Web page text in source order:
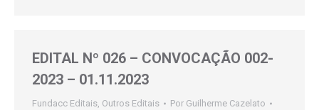
EDITAL Nº 026 – CONVOCAÇÃO 002-
2023 – 01.11.2023
Fundacc Editais, Outros Editais Por Guilherme Cazelato